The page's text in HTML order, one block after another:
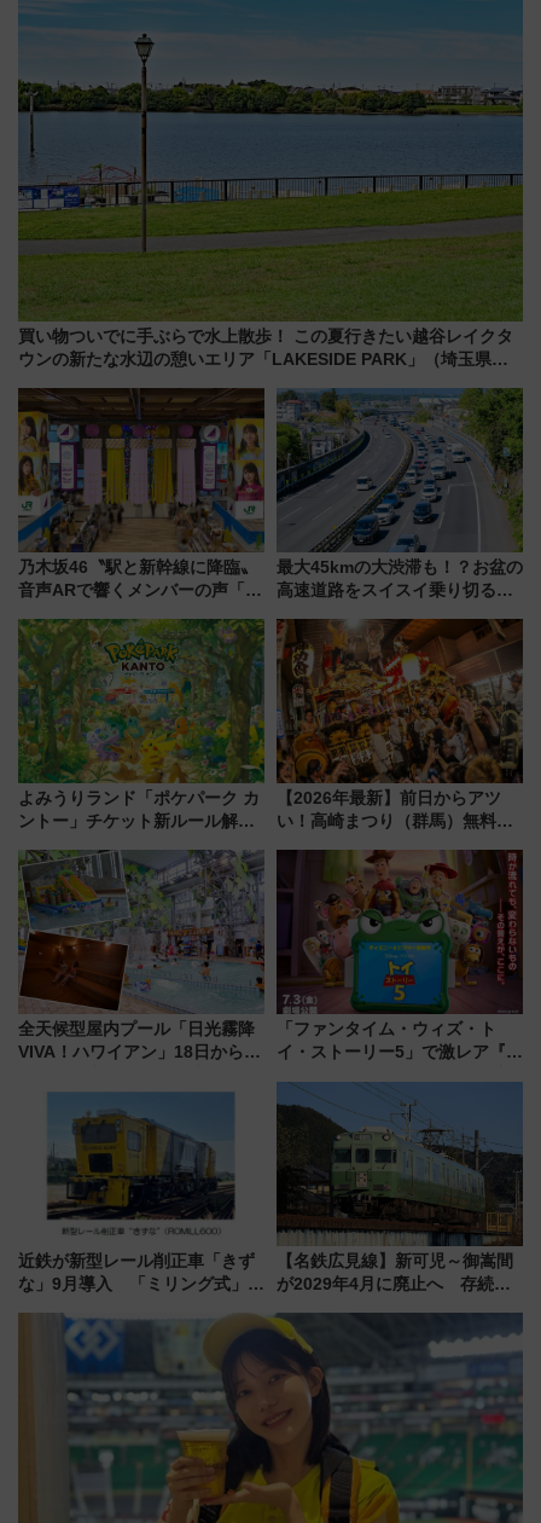
買い物ついでに手ぶらで水上散歩！ この夏行きたい越谷レイクタ
ウンの新たな水辺の憩いエリア「LAKESIDE PARK」（埼玉県越
乃木坂46〝駅と新幹線に降臨〟
音声ARで響くメンバーの声「真
最大45kmの大渋滞も！？お盆の
高速道路をスイスイ乗り切る快
よみうりランド「ポケパーク カ
ントー」チケット新ルール解
本人確認が11月スタート
【2026年最新】前日からアツ
い！高崎まつり（群馬）無料観
全天候型屋内プール「日光霧降
VIVA！ハワイアン」18日から営
ァミリーから大人まで幅広い世
代が一日中楽しる夏のリゾート
を楽しんで
「ファンタイム・ウィズ・ト
イ・ストーリー5」で激レア『ロ
デコレーションも徹底解説
近鉄が新型レール削正車「きず
な」9月導入 「ミリング式」採
化！安全性や乗り心地の向上に
貢献するだけでなく、全線区で
活躍するための仕組みも
【名鉄広見線】新可児～御嵩間
が2029年4月に廃止へ 存続協